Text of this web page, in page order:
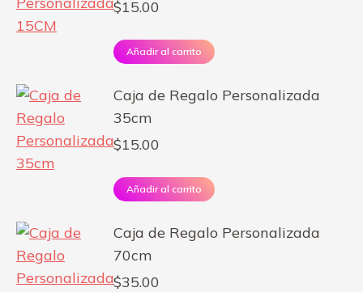
$15.00
Añadir al carrito
Caja de Regalo Personalizada
35cm
$15.00
Añadir al carrito
Caja de Regalo Personalizada
70cm
$35.00